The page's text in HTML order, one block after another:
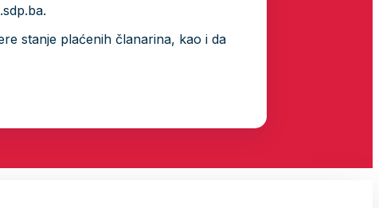
stanje plaćenih članarina, kao i da